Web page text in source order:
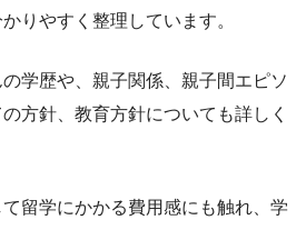
りやすく整理しています。
学歴や、親子関係、親子間エピソ
方針、教育方針についても詳しく
留学にかかる費用感にも触れ、学